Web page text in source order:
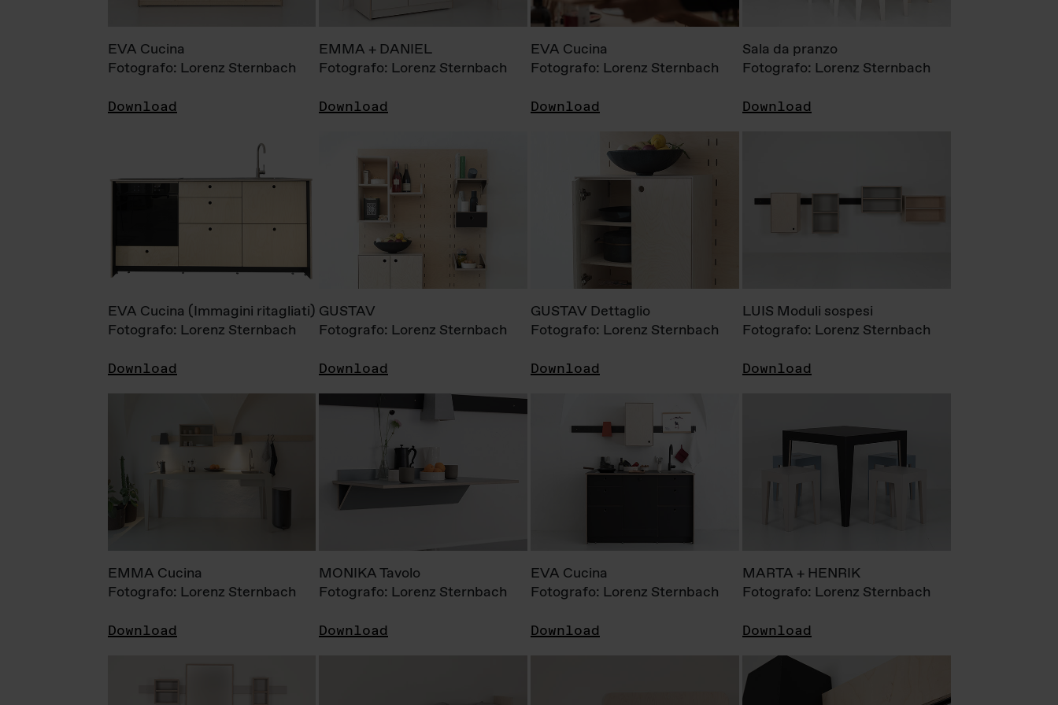
EVA Cucina
Fotografo: Lorenz Sternbach
Download
EMMA + DANIEL
Fotografo: Lorenz Sternbach
Download
EVA Cucina
Fotografo: Lorenz Sternbach
Download
Sala da pranzo
Fotografo: Lorenz Sternbach
Download
EVA Cucina (Immagini ritagliati)
Fotografo: Lorenz Sternbach
Download
GUSTAV
Fotografo: Lorenz Sternbach
Download
GUSTAV Dettaglio
Fotografo: Lorenz Sternbach
Download
LUIS Moduli sospesi
Fotografo: Lorenz Sternbach
Download
EMMA Cucina
Fotografo: Lorenz Sternbach
Download
MONIKA Tavolo
Fotografo: Lorenz Sternbach
Download
EVA Cucina
Fotografo: Lorenz Sternbach
Download
MARTA + HENRIK
Fotografo: Lorenz Sternbach
Download